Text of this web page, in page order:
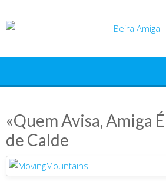
to
«Quem Avisa, Amiga
de Calde